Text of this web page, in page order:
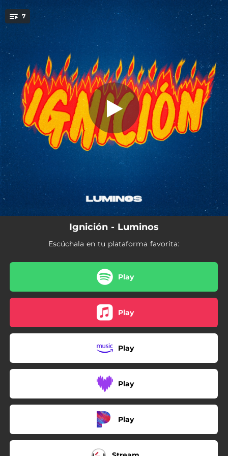
You're all set!
7 Santo Espíritu
Santo Espíritu
Me Eleva
03:29
Te Necesito
05:21
¿Por Qué He De Temer?
04:59
Promesas
03:52
Lavar Mis Pies
05:13
Ignición - Luminos
Escúchala en tu plataforma favorita:
Play
Play
Play
Play
Play